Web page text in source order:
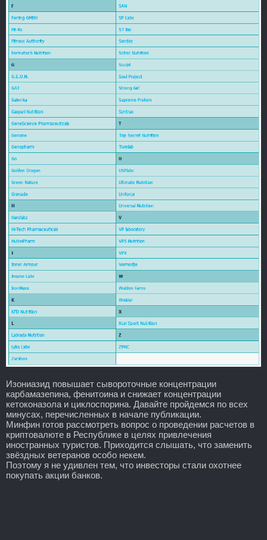
Изониазид повышает сывороточные концентрации
карбамазепина, фенитоина и снижает концентрации
кетоконазола и циклоспорина. Давайте пройдемся по всех
минусах, перечисленных в начале публикации.
Минфин готов рассмотреть вопрос о проведении расчетов в
криптовалюте в Республике в целях привлечения
иностранных туристов. Приходится слышать, что заменить
звёздных ветеранов особо некем.
Поэтому я не удивлен тем, что инвесторы стали охотнее
покупать акции банков.